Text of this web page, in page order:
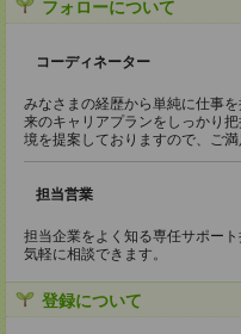
フォローについて
コーディネーター
みなさまの経歴から単純に仕事
来のキャリアプランをしっかり
境を提案しておりますので、ご
担当営業
担当企業をよく知る専任サポー
気軽に相談できます。
登録について